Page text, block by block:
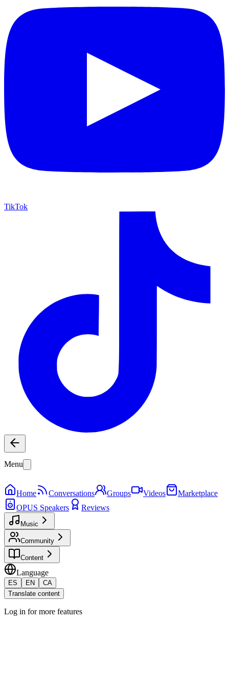
TikTok
Menu
Home Conversations Groups Videos
Marketplace
OPUS Speakers
Reviews
Music
Community
Content
Language
ES EN
CA
Translate content
Log in for more features